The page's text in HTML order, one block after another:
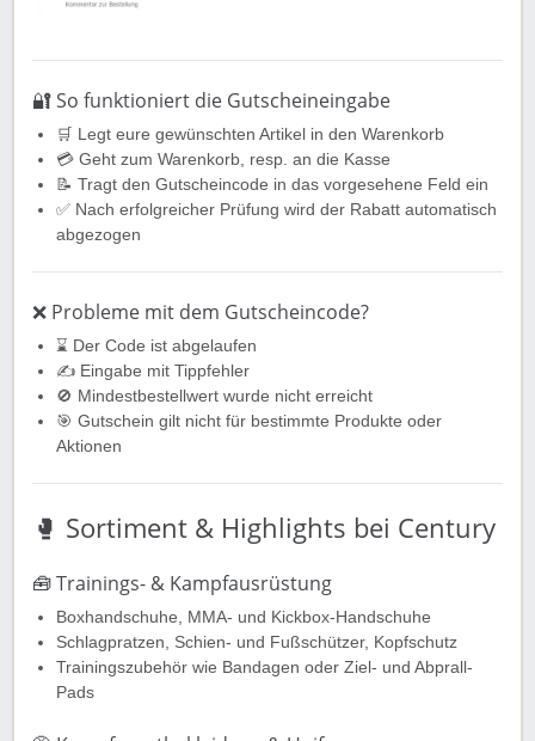
🔐 So funktioniert die Gutscheineingabe
🛒 Legt eure gewünschten Artikel in den Warenkorb
💳 Geht zum Warenkorb, resp. an die Kasse
📝 Tragt den Gutscheincode in das vorgesehene Feld ein
✅ Nach erfolgreicher Prüfung wird der Rabatt automatisch
abgezogen
❌ Probleme mit dem Gutscheincode?
⌛ Der Code ist abgelaufen
✍️ Eingabe mit Tippfehler
🚫 Mindestbestellwert wurde nicht erreicht
🎯 Gutschein gilt nicht für bestimmte Produkte oder
Aktionen
🥊 Sortiment & Highlights bei Century
🧰 Trainings- & Kampfausrüstung
Boxhandschuhe, MMA- und Kickbox-Handschuhe
Schlagpratzen, Schien- und Fußschützer, Kopfschutz
Trainingszubehör wie Bandagen oder Ziel- und Abprall-
Pads